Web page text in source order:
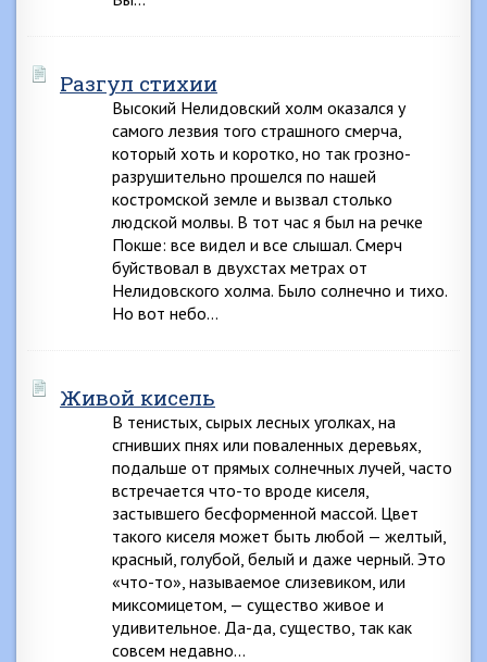
Разгул стихии
Высокий Нелидовский холм оказался у
самого лезвия того страшного смерча,
который хоть и коротко, но так грозно-
разрушительно прошелся по нашей
костромской земле и вызвал столько
людской молвы. В тот час я был на речке
Покше: все видел и все слышал. Смерч
буйствовал в двухстах метрах от
Нелидовского холма. Было солнечно и тихо.
Но вот небо…
Живой кисель
В тенистых, сырых лесных уголках, на
сгнивших пнях или поваленных деревьях,
подальше от прямых солнечных лучей, часто
встречается что-то вроде киселя,
застывшего бесформенной массой. Цвет
такого киселя может быть любой — желтый,
красный, голубой, белый и даже черный. Это
«что-то», называемое слизевиком, или
миксомицетом, — существо живое и
удивительное. Да-да, существо, так как
совсем недавно…